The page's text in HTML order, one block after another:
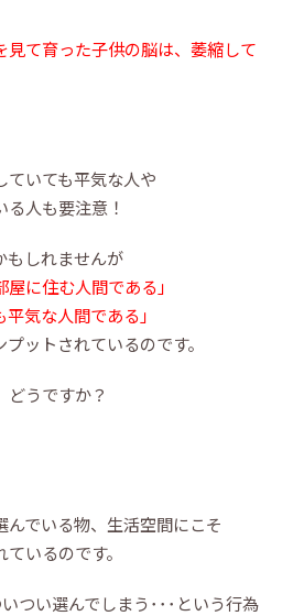
見て育った子供の脳は、萎縮して
ていても平気な人や
人も要注意！
もしれませんが
屋に住む人間である」
気な人間である」
ットされているのです。
どうですか？
でいる物、生活空間にこそ
いるのです。
いつい選んでしまう･･･という行為